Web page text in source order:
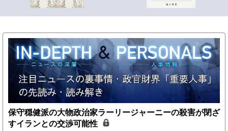
保守穏健派の大物政治家ラーリージャーニーの殺害が閉ざ
すイランとの交渉可能性